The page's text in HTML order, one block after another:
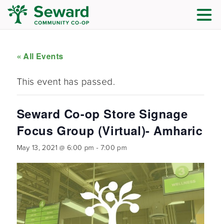
« All Events
This event has passed.
Seward Co-op Store Signage
Focus Group (Virtual)- Amharic
May 13, 2021 @ 6:00 pm - 7:00 pm